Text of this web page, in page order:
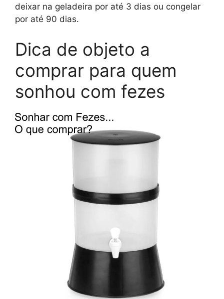
deixar na geladeira por até 3 dias ou congelar
por até 90 dias.
Dica de objeto a
comprar para quem
sonhou com fezes